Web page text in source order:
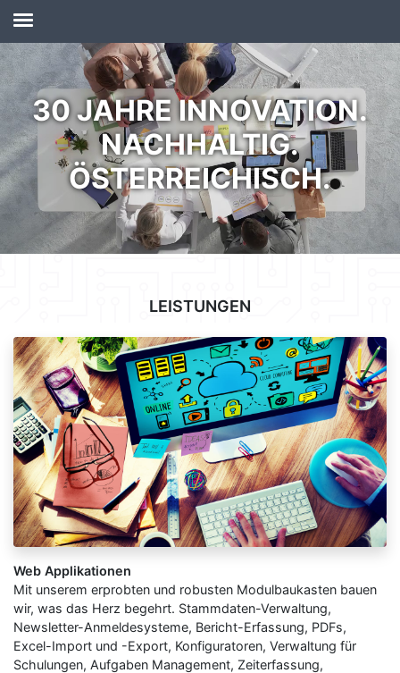
30 JAHRE INNOVATION.
NACHHALTIG.
ÖSTERREICHISCH.
LEISTUNGEN
Web Applikationen
Mit unserem erprobten und robusten Modulbaukasten bauen
wir, was das Herz begehrt. Stammdaten-Verwaltung,
Newsletter-Anmeldesysteme, Bericht-Erfassung, PDFs,
Excel-Import und -Export, Konfiguratoren, Verwaltung für
Schulungen, Aufgaben Management, Zeiterfassung,